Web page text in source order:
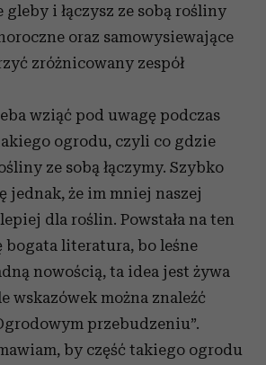
gleby i łączysz ze sobą rośliny
oraz samowysiewające
zróżnicowany zespół
wziąć pod uwagę podczas
ogrodu, czyli co gdzie
ze sobą łączymy. Szybko
jednak, że im mniej naszej
dla roślin. Powstała na ten
bogata literatura, bo leśne
nowością, ta idea jest żywa
wskazówek można znaleźć
przebudzeniu”.
by część takiego ogrodu